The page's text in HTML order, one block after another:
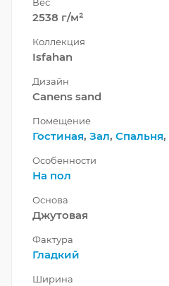
2538 г/м²
Коллекция
Isfahan
Дизайн
Canens sand
Помещение
Гостиная, Зал, Спальня,
Особенности
На пол
Основа
Джутовая
Фактура
Гладкий
Ширина